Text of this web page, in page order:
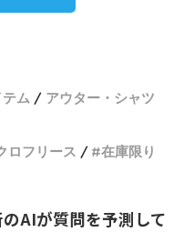
ム
アウター・シャツ
ロフリース 在庫限り
AIが質問を予測して